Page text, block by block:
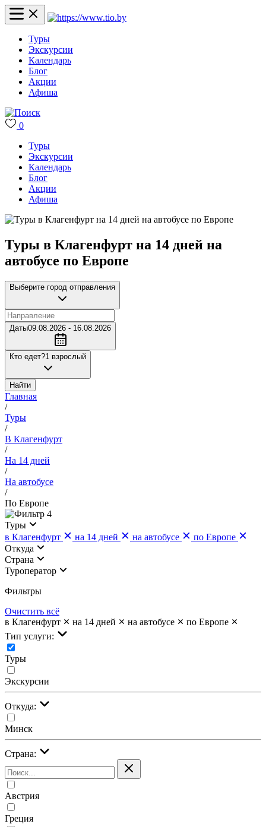
Туры
Экскурсии
Календарь
Блог
Акции
Афиша
0
Туры
Экскурсии
Календарь
Блог
Акции
Афиша
Туры в Клагенфурт на 14 дней на
автобусе по Европе
Выберите город отправления
Даты09.08.2026 - 16.08.2026
Кто едет?1 взрослый
Найти
Главная
/
Туры
/
В Клагенфурт
/
На 14 дней
/
На автобусе
/
По Европе
4
Туры
в Клагенфурт
на 14 дней на автобусе
по Европе
Откуда
Страна
Туроператор
Фильтры
Очистить всё
в Клагенфурт
на 14 дней на автобусе
по Европе
Тип услуги:
Туры
Экскурсии
Откуда:
Минск
Страна:
Австрия
Греция